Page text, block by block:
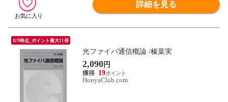
詳細を見る
8/9時点_ポイント最大11倍
光ファイバ通信概論 /榛葉実
2,090円
19
HonyaClub.com